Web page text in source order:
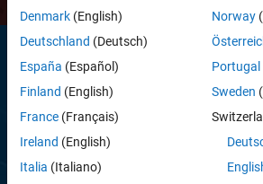
WHITEPAPER
Entwicklung von
Embedded Software
gemäss IEC 62304 für
medizinische Geräte
Whitepaper lesen
Denmark (English)
Deutschland (Deutsch)
España (Español)
Finland (English)
France (Français)
Ireland (English)
Italia (Italiano)
Norway
Portugal
Sweden